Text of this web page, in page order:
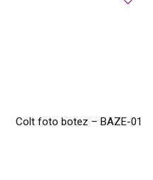
Colt foto botez – BAZE-01